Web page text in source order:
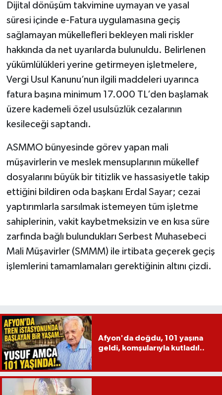
Dijital dönüşüm takvimine uymayan ve yasal
süresi içinde e-Fatura uygulamasına geçiş
sağlamayan mükellefleri bekleyen mali riskler
hakkında da net uyarılarda bulunuldu. Belirlenen
yükümlülükleri yerine getirmeyen işletmelere,
Vergi Usul Kanunu’nun ilgili maddeleri uyarınca
fatura başına minimum 17.000 TL’den başlamak
üzere kademeli özel usulsüzlük cezalarının
kesileceği saptandı.
ASMMO bünyesinde görev yapan mali
müşavirlerin ve meslek mensuplarının mükellef
dosyalarını büyük bir titizlik ve hassasiyetle takip
ettiğini bildiren oda başkanı Erdal Sayar; cezai
yaptırımlarla sarsılmak istemeyen tüm işletme
sahiplerinin, vakit kaybetmeksizin ve en kısa süre
zarfında bağlı bulundukları Serbest Muhasebeci
Mali Müşavirler (SMMM) ile irtibata geçerek geçiş
işlemlerini tamamlamaları gerektiğinin altını çizdi.
Afyon'da doğdu, 101 yaşına
geldi, komşularıyla kutladı!..